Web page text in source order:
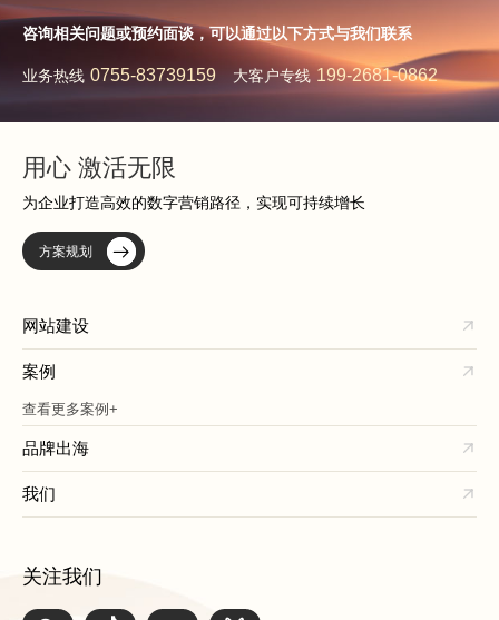
咨询相关问题或预约面谈，可以通过以下方式与我们联系
业务热线 0755-83739159 大客户专线 199-2681-0862
用心 激活无限
为企业打造高效的数字营销路径，实现可持续增长
方案规划
网站建设
案例
查看更多案例+
品牌出海
我们
关注我们